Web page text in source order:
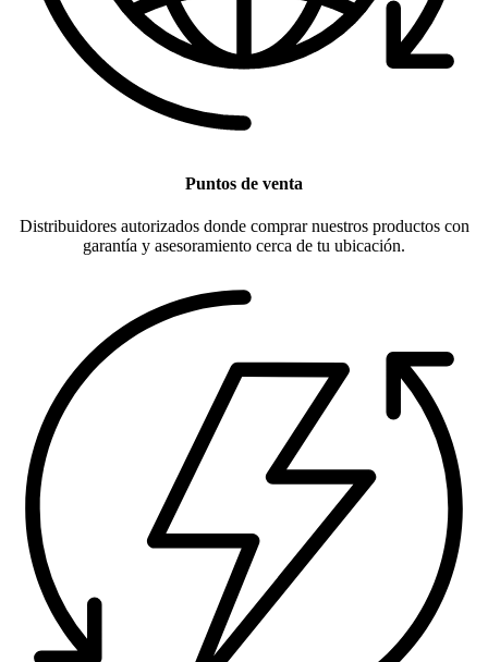
Puntos de venta
Distribuidores autorizados donde comprar nuestros productos con
garantía y asesoramiento cerca de tu ubicación.